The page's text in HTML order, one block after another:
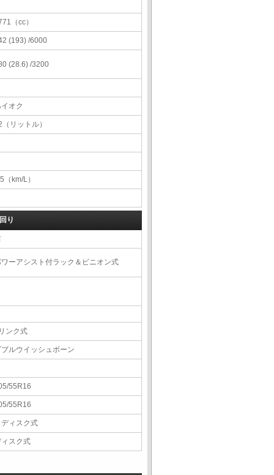
（cc）
(193) /6000
(28.6) /3200
オク
（リットル）
（km/L）
り
ーアシスト付ラック＆ピニオン式
ンク式
ブルウイッシュボーン
55R16
55R16
ディスク式
スク式